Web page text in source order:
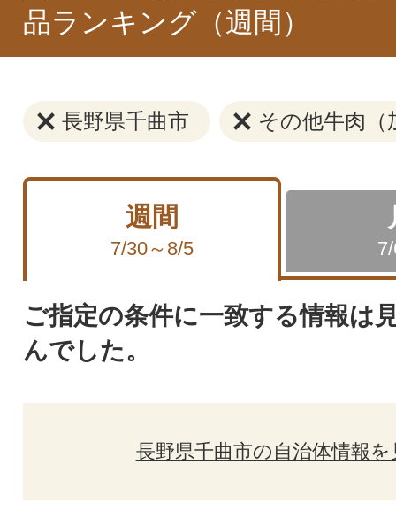
品ランキング（週間）
長野県千曲市 その他牛肉（
週間
7/30～8/5
ご指定の条件に一致する情報は
んでした。
長野県千曲市の自治体情報を